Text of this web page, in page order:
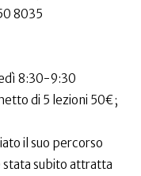
8035
8:30-9:30
di 5 lezioni 50€;
il suo percorso
stata subito attratta